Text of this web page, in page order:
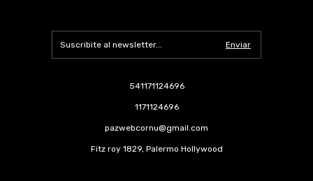
541171124696
1171124696
pazwebcornu@gmail.com
Fitz roy 1829, Palermo Hollywood